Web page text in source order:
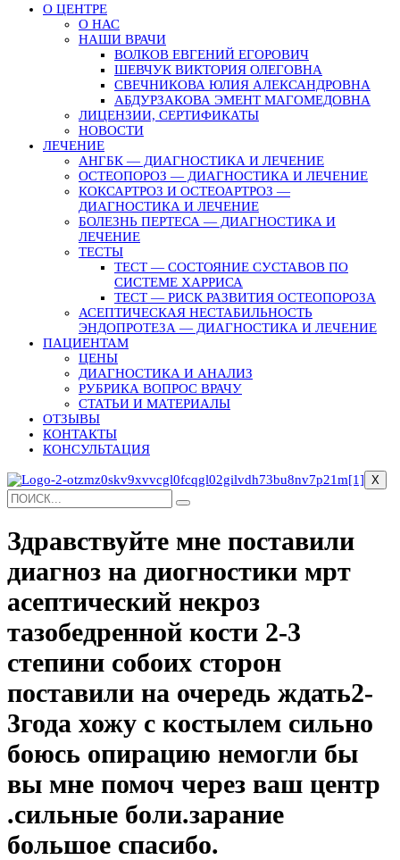
О ЦЕНТРЕ
О НАС
НАШИ ВРАЧИ
ВОЛКОВ ЕВГЕНИЙ ЕГОРОВИЧ
ШЕВЧУК ВИКТОРИЯ ОЛЕГОВНА
СВЕЧНИКОВА ЮЛИЯ АЛЕКСАНДРОВНА
АБДУРЗАКОВА ЭМЕНТ МАГОМЕДОВНА
ЛИЦЕНЗИИ, СЕРТИФИКАТЫ
НОВОСТИ
ЛЕЧЕНИЕ
АНГБК — ДИАГНОСТИКА И ЛЕЧЕНИЕ
ОСТЕОПОРОЗ — ДИАГНОСТИКА И ЛЕЧЕНИЕ
КОКСАРТРОЗ И ОСТЕОАРТРОЗ —
ДИАГНОСТИКА И ЛЕЧЕНИЕ
БОЛЕЗНЬ ПЕРТЕСА — ДИАГНОСТИКА И
ЛЕЧЕНИЕ
ТЕСТЫ
ТЕСТ — СОСТОЯНИЕ СУСТАВОВ ПО
СИСТЕМЕ ХАРРИСА
ТЕСТ — РИСК РАЗВИТИЯ ОСТЕОПОРОЗА
АСЕПТИЧЕСКАЯ НЕСТАБИЛЬНОСТЬ
ЭНДОПРОТЕЗА — ДИАГНОСТИКА И ЛЕЧЕНИЕ
ПАЦИЕНТАМ
ЦЕНЫ
ДИАГНОСТИКА И АНАЛИЗ
РУБРИКА ВОПРОС ВРАЧУ
СТАТЬИ И МАТЕРИАЛЫ
ОТЗЫВЫ
КОНТАКТЫ
КОНСУЛЬТАЦИЯ
X
Здравствуйте мне поставили
диагноз на диогностики мрт
асептический некроз
тазобедренной кости 2-3
степини собоих сторон
поставили на очередь ждать2-
3года хожу с костылем сильно
боюсь опирацию немогли бы
вы мне помоч через ваш центр
.сильные боли.зарание
большое спасибо.